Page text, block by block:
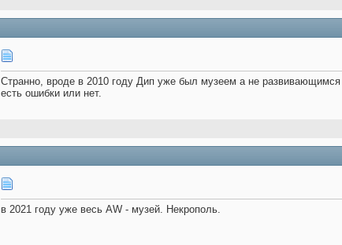
Странно, вроде в 2010 году Дип уже был музеем а не
есть ошибки или нет.
в 2021 году уже весь AW - музей. Некрополь.